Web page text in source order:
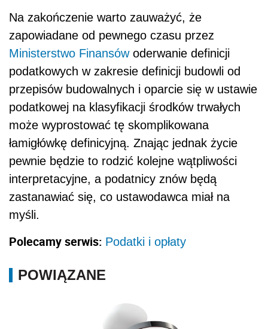
Na zakończenie warto zauważyć, że
zapowiadane od pewnego czasu przez
Ministerstwo Finansówoderwanie definicji
podatkowych w zakresie definicji budowli od
przepisów budowalnych i oparcie się w ustawie
podatkowej na klasyfikacji środków trwałych
może wyprostować tę skomplikowana
łamigłówkę definicyjną. Znając jednak życie
pewnie będzie to rodzić kolejne wątpliwości
interpretacyjne, a podatnicy znów będą
zastanawiać się, co ustawodawca miał na
myśli.
Polecamy serwis: Podatki i opłaty
POWIĄZANE